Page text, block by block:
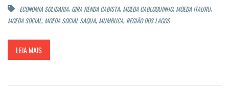
ECONOMIA SOLIDARIA, GIRA RENDA CABISTA, MOEDA CABLOQUINHO, MOEDA ITAURU,
MOEDA SOCIAL, MOEDA SOCIAL SAQUA, MUMBUCA, REGIÃO DOS LAGOS
LEIA MAIS